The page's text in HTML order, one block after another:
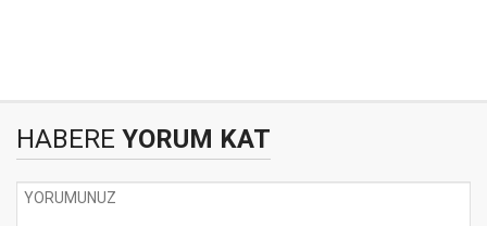
HABERE YORUM KAT